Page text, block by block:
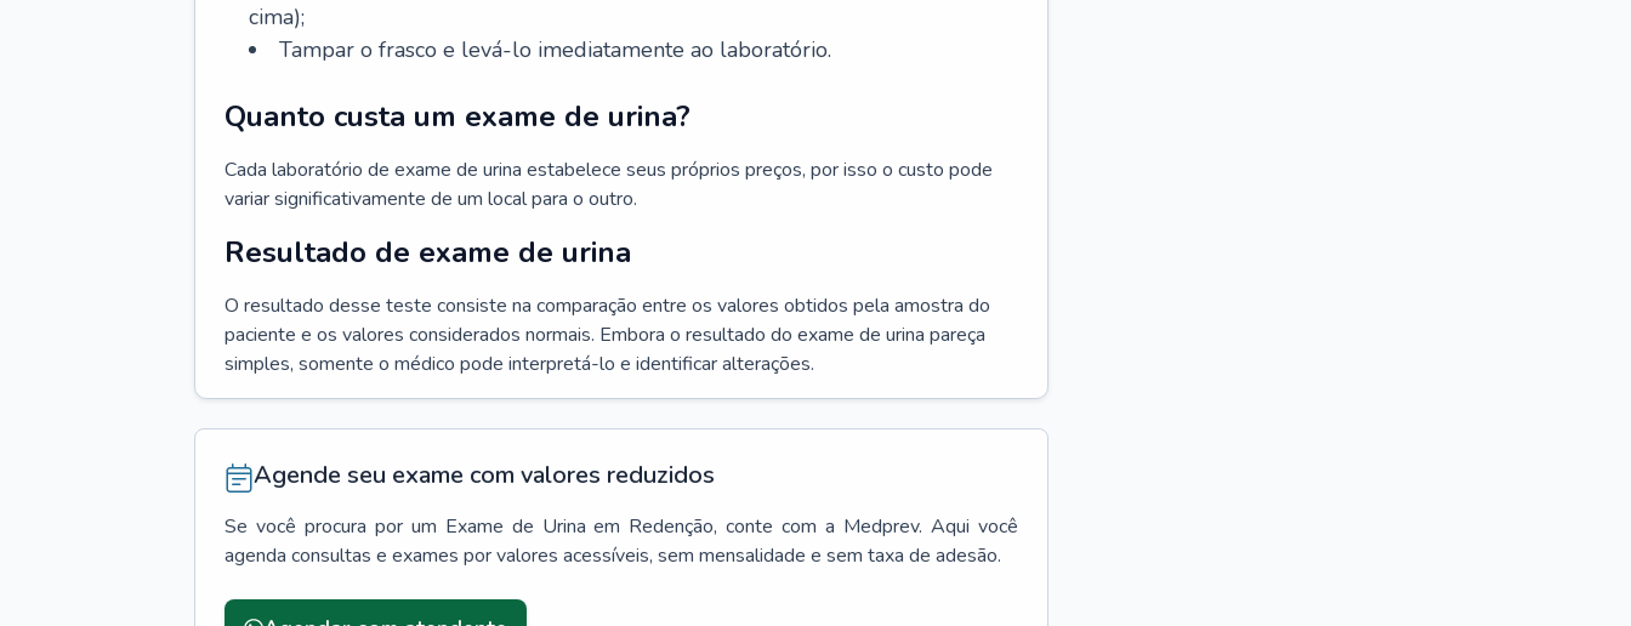
cima);
Tampar o frasco e levá-lo imediatamente ao laboratório.
Quanto custa um exame de urina?
Cada laboratório de exame de urina estabelece seus próprios preços, por isso o custo pode
variar significativamente de um local para o outro.
Resultado de exame de urina
O resultado desse teste consiste na comparação entre os valores obtidos pela amostra do
paciente e os valores considerados normais. Embora o resultado do exame de urina pareça
simples, somente o médico pode interpretá-lo e identificar alterações.
Agende seu exame com valores reduzidos
Se você procura por um Exame de Urina em Redenção, conte com a Medprev. Aqui você
agenda consultas e exames por valores acessíveis, sem mensalidade e sem taxa de adesão.